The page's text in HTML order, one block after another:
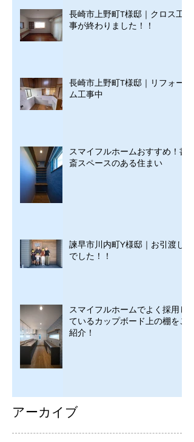
長崎市上野町T様邸｜クロス工
事が終わりました！！
長崎市上野町T様邸｜リフォー
ム工事中
スマイフルホームおすすめ！書
斎スペースのある住まい
諫早市川内町Y様邸｜お引渡し
でした！！
スマイフルホームでよく採用し
ているカップボード上の棚をご
紹介！
アーカイブ